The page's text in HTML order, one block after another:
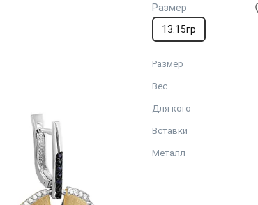
Размер
13.15гр
Размер
Вес
Для кого
Вставки
Металл